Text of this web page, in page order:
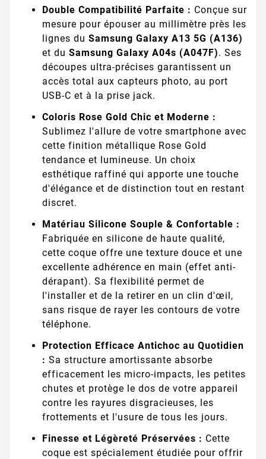
Double Compatibilité Parfaite : Conçue sur
mesure pour épouser au millimètre près les
lignes du Samsung Galaxy A13 5G (A136)
et du Samsung Galaxy A04s (A047F). Ses
découpes ultra-précises garantissent un
accès total aux capteurs photo, au port
USB-C et à la prise jack.
Coloris Rose Gold Chic et Moderne :
Sublimez l'allure de votre smartphone avec
cette finition métallique Rose Gold
tendance et lumineuse. Un choix
esthétique raffiné qui apporte une touche
d'élégance et de distinction tout en restant
discret.
Matériau Silicone Souple & Confortable :
Fabriquée en silicone de haute qualité,
cette coque offre une texture douce et une
excellente adhérence en main (effet anti-
dérapant). Sa flexibilité permet de
l'installer et de la retirer en un clin d'œil,
sans risque de rayer les contours de votre
téléphone.
Protection Efficace Antichoc au Quotidien
: Sa structure amortissante absorbe
efficacement les micro-impacts, les petites
chutes et protège le dos de votre appareil
contre les rayures disgracieuses, les
frottements et l'usure de tous les jours.
Finesse et Légèreté Préservées : Cette
coque est spécialement étudiée pour offrir